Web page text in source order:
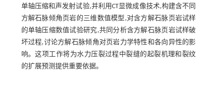
单轴压缩和声发射试验,并利用CT显微成像技术,构建含不同
方解石脉倾角页岩的三维数值模型,对含方解石脉页岩试样
的单轴压缩数值试验研究,共同分析含方解石脉页岩试样破
坏过程,讨论方解石脉倾角对页岩力学特性和各向异性的影
响。这项工作将为水力压裂过程中裂缝的起裂机理和裂纹
的扩展预测提供重要依据。